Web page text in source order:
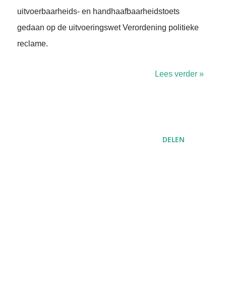
uitvoerbaarheids- en handhaafbaarheidstoets
gedaan op de uitvoeringswet Verordening politieke
reclame.
Lees verder »
DELEN